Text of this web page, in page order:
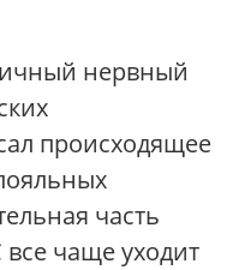
нервный
происходящее
часть
чаще уходит